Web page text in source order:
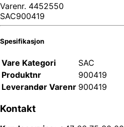
Varenr. 4452550
SAC900419
Spesifikasjon
Vare Kategori
SAC
Produktnr
900419
Leverandør Varenr 900419
Kontakt